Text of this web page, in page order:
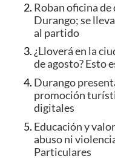
Roban oficina
Durango; se
al partido
¿Lloverá en la
de agosto? Esto
Durango
promoción
digitales
Educación y
abuso ni
Particulares